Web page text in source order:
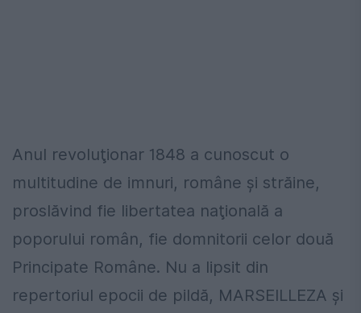
Anul revoluţionar 1848 a cunoscut o
multitudine de imnuri, române şi străine,
proslăvind fie libertatea naţională a
poporului român, fie domnitorii celor două
Principate Române. Nu a lipsit din
repertoriul epocii de pildă, MARSEILLEZA şi